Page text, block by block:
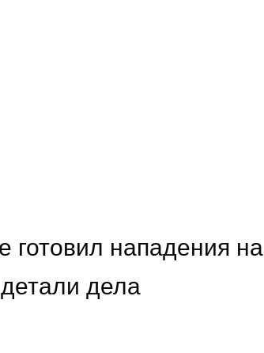
готовил нападения на
дела